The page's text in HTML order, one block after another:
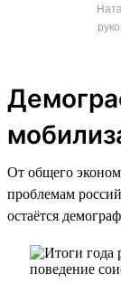
От общего
проблемам
остаётся